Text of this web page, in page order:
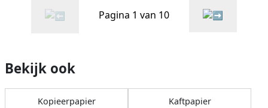
Pagina 1 van 10
Bekijk ook
Kopieerpapier Kaftpapier